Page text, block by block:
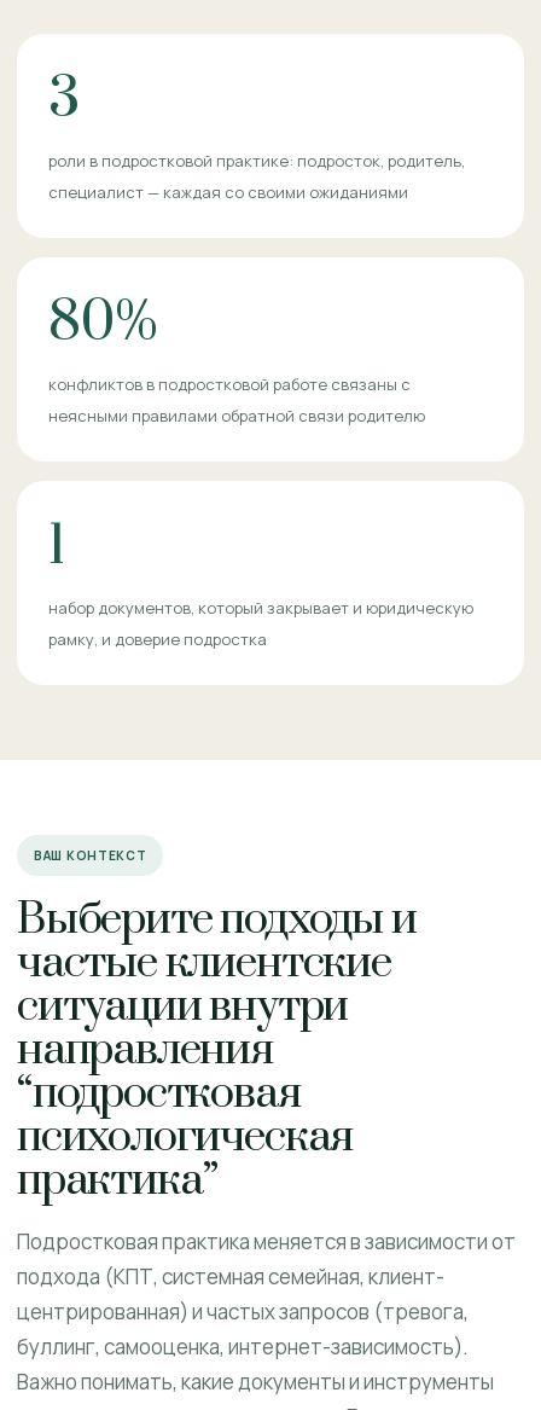
3
роли в подростковой практике: подросток, родитель,
специалист — каждая со своими ожиданиями
80%
конфликтов в подростковой работе связаны с
неясными правилами обратной связи родителю
1
набор документов, который закрывает и юридическую
рамку, и доверие подростка
ВАШ КОНТЕКСТ
Выберите подходы и
частые клиентские
ситуации внутри
направления
“подростковая
психологическая
практика”
Подростковая практика меняется в зависимости от
подхода (КПТ, системная семейная, клиент-
центрированная) и частых запросов (тревога,
буллинг, самооценка, интернет-зависимость).
Важно понимать, какие документы и инструменты